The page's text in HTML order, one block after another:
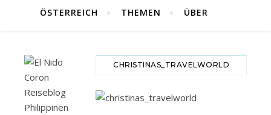
ÖSTERREICH THEMEN ÜBER
CHRISTINAS_TRAVELWORLD